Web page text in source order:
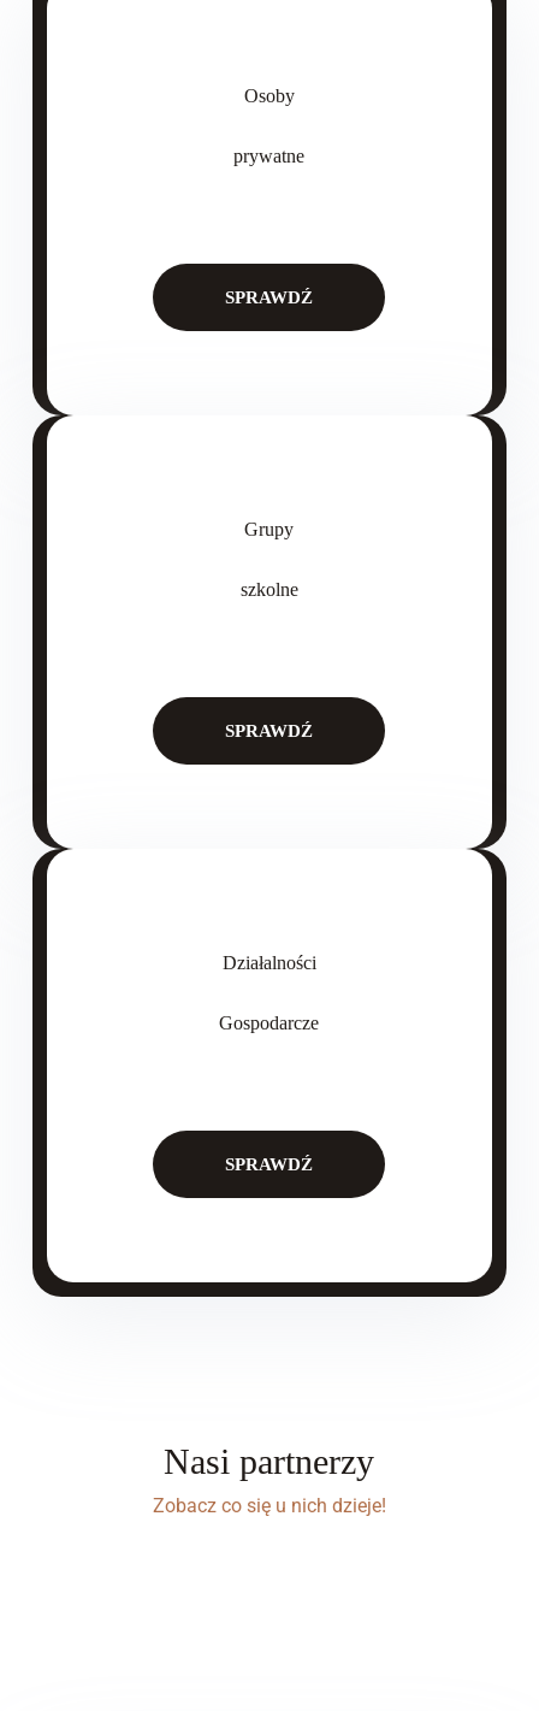
Osoby
prywatne
SPRAWDŹ
Grupy
szkolne
SPRAWDŹ
Działalności
Gospodarcze
SPRAWDŹ
Nasi partnerzy
Zobacz co się u nich dzieje!